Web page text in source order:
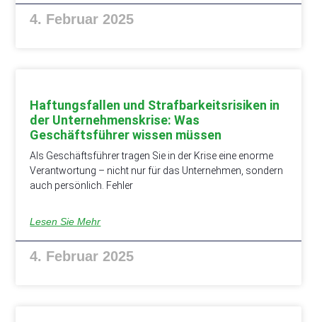
4. Februar 2025
Haftungsfallen und Strafbarkeitsrisiken in
der Unternehmenskrise: Was
Geschäftsführer wissen müssen
Als Geschäftsführer tragen Sie in der Krise eine enorme
Verantwortung – nicht nur für das Unternehmen, sondern
auch persönlich. Fehler
Lesen Sie Mehr
4. Februar 2025